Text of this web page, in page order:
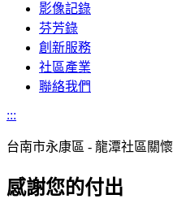
影像記錄
芬芳錄
創新服務
社區產業
聯絡我們
:::
台南市永康區 - 龍潭社區關
感謝您的付出